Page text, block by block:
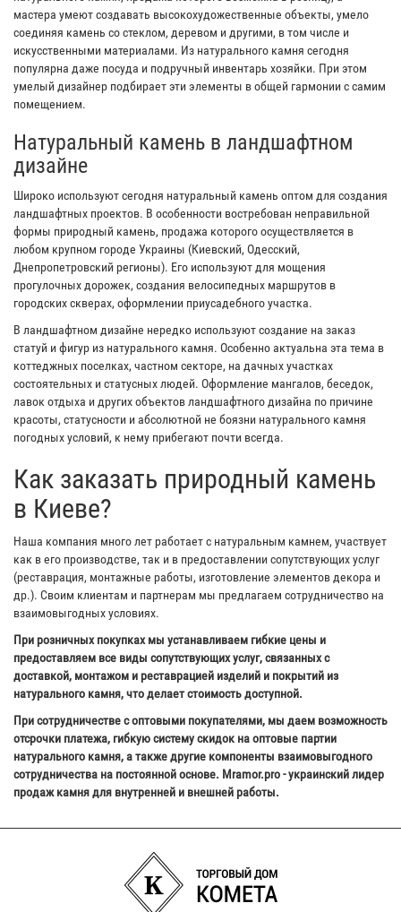
мастера умеют создавать высокохудожественные объекты, умело
соединяя камень со стеклом, деревом и другими, в том числе и
искусственными материалами. Из натурального камня сегодня
популярна даже посуда и подручный инвентарь хозяйки. При этом
умелый дизайнер подбирает эти элементы в общей гармонии с самим
помещением.
Натуральный камень в ландшафтном
дизайне
Широко используют сегодня натуральный камень оптом для создания
ландшафтных проектов. В особенности востребован неправильной
формы природный камень, продажа которого осуществляется в
любом крупном городе Украины (Киевский, Одесский,
Днепропетровский регионы). Его используют для мощения
прогулочных дорожек, создания велосипедных маршрутов в
городских скверах, оформлении приусадебного участка.
В ландшафтном дизайне нередко используют создание на заказ
статуй и фигур из натурального камня. Особенно актуальна эта тема в
коттеджных поселках, частном секторе, на дачных участках
состоятельных и статусных людей. Оформление мангалов, беседок,
лавок отдыха и других объектов ландшафтного дизайна по причине
красоты, статусности и абсолютной не боязни натурального камня
погодных условий, к нему прибегают почти всегда.
Как заказать природный камень
в Киеве?
Наша компания много лет работает с натуральным камнем, участвует
как в его производстве, так и в предоставлении сопутствующих услуг
(реставрация, монтажные работы, изготовление элементов декора и
др.). Своим клиентам и партнерам мы предлагаем сотрудничество на
взаимовыгодных условиях.
При розничных покупках мы устанавливаем гибкие цены и
предоставляем все виды сопутствующих услуг, связанных с
доставкой, монтажом и реставрацией изделий и покрытий из
натурального камня, что делает стоимость доступной.
При сотрудничестве с оптовыми покупателями, мы даем возможность
отсрочки платежа, гибкую систему скидок на оптовые партии
натурального камня, а также другие компоненты взаимовыгодного
сотрудничества на постоянной основе. Mramor.pro - украинский лидер
продаж камня для внутренней и внешней работы.